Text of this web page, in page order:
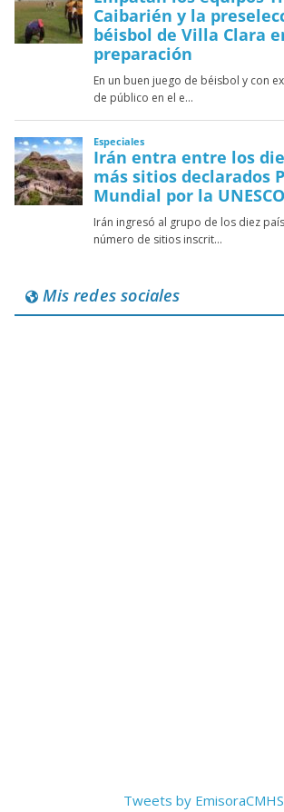
Mis redes sociales
Tweets by EmisoraCMHS